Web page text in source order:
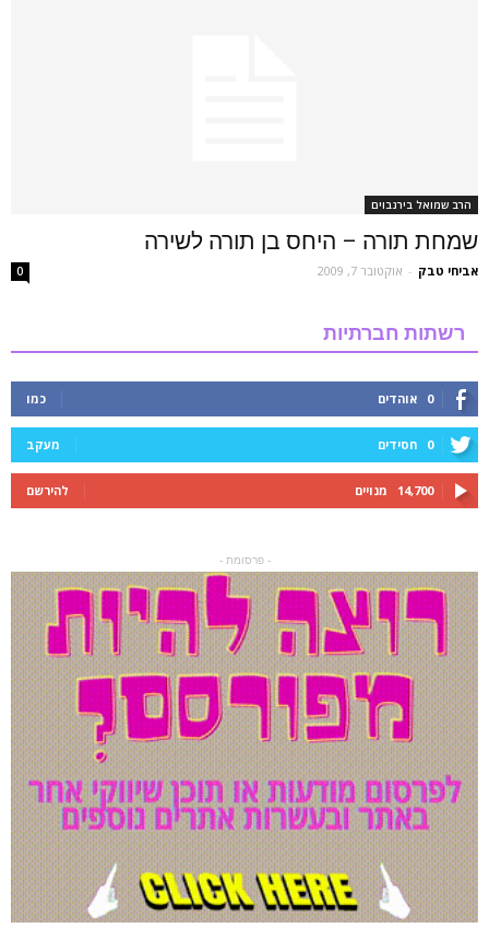
הרב שמואל בירנבוים
שמחת תורה – היחס בן תורה לשירה
אביחי טבק - אוקטובר 7, 2009 0
רשתות חברתיות
0 אוהדים כמו
0 חסידים מעקב
14,700 מנויים להירשם
- פרסומת -